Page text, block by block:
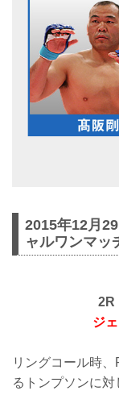
2015年12月
ャルワンマッ
2R
ジ
リングコール時
るトンプソンに